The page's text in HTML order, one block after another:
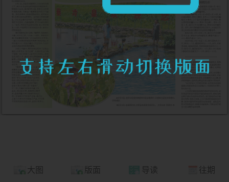
大图 版面 导读 往期